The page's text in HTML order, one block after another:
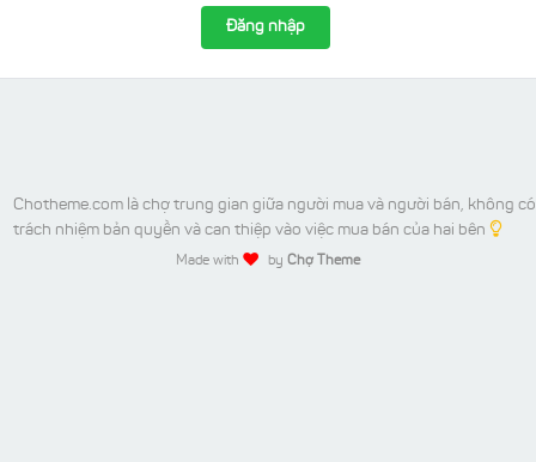
Đăng nhập
Chotheme.com là chợ trung gian giữa người mua và người bán, không có
trách nhiệm bản quyền và can thiệp vào việc mua bán của hai bên
Made with by Chợ Theme